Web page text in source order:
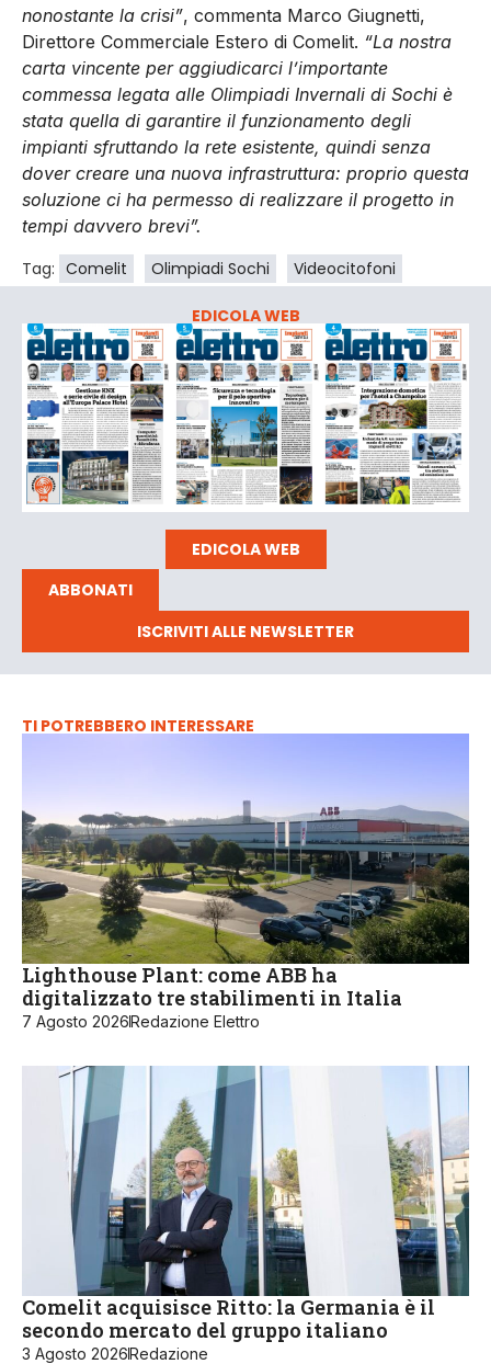
nonostante la crisi”, commenta Marco Giugnetti,
Direttore Commerciale Estero di Comelit. “La nostra
carta vincente per aggiudicarci l’importante
commessa legata alle Olimpiadi Invernali di Sochi è
stata quella di garantire il funzionamento degli
impianti sfruttando la rete esistente, quindi senza
dover creare una nuova infrastruttura: proprio questa
soluzione ci ha permesso di realizzare il progetto in
tempi davvero brevi”.
Tag: Comelit Olimpiadi Sochi Videocitofoni
EDICOLA WEB
EDICOLA WEB
ABBONATI
ISCRIVITI ALLE NEWSLETTER
TI POTREBBERO INTERESSARE
Lighthouse Plant: come ABB ha
digitalizzato tre stabilimenti in Italia
7 Agosto 2026Redazione Elettro
Comelit acquisisce Ritto: la Germania è il
secondo mercato del gruppo italiano
3 Agosto 2026Redazione